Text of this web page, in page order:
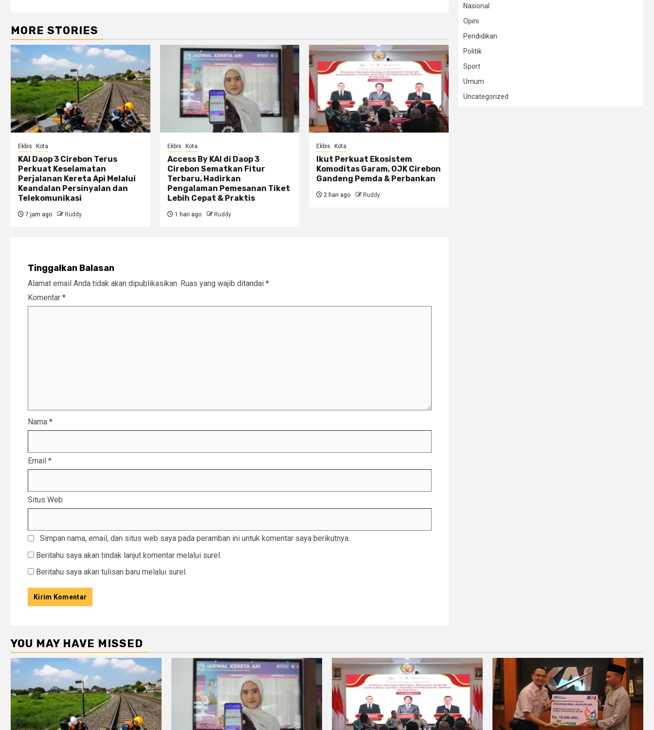
MORE STORIES
Ekbis Kota
KAI Daop 3 Cirebon Terus
Perkuat Keselamatan
Perjalanan Kereta Api Melalui
Keandalan Persinyalan dan
Telekomunikasi
7 jam ago Ruddy
Ekbis Kota
Access By KAI di Daop 3
Cirebon Sematkan Fitur
Terbaru, Hadirkan
Pengalaman Pemesanan Tiket
Lebih Cepat & Praktis
1 hari ago Ruddy
Ekbis Kota
Ikut Perkuat Ekosistem
Komoditas Garam, OJK Cirebon
Gandeng Pemda & Perbankan
2 hari ago Ruddy
Tinggalkan Balasan
Alamat email Anda tidak akan dipublikasikan. Ruas yang wajib ditandai *
Komentar *
Nama *
Email *
Situs Web
Simpan nama, email, dan situs web saya pada peramban ini untuk komentar saya berikutnya.
Beritahu saya akan tindak lanjut komentar melalui surel.
Beritahu saya akan tulisan baru melalui surel.
Nasional
Opini
Pendidikan
Politik
Sport
Umum
Uncategorized
YOU MAY HAVE MISSED